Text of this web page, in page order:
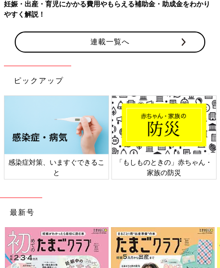
【ワクチン接種できるものも】妊婦の感染症対策、知っておいて！
連載一覧へ
ピックアップ
日本外来小児科学会リーフレッ
ト検討会
六星占術 細木かおりさんの人生
相談
最新号